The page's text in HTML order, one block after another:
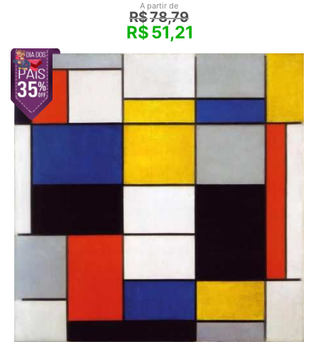
A partir de
R$78,79
R$51,21